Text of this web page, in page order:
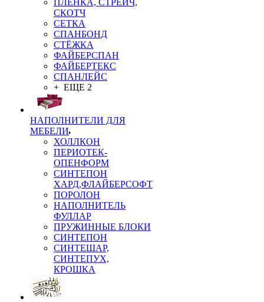
ПЛЁНКА, СТРЕЙЧ,
СКОТЧ
СЕТКА
СПАНБОНД
СТЁЖКА
ФАЙБЕРСПАН
ФАЙБЕРТЕКС
СПАНЛЕЙС
+ ЕЩЕ 2
НАПОЛНИТЕЛИ ДЛЯ
МЕБЕЛИ
ХОЛЛКОН
ПЕРИОТЕК-
ОПЕНФОРМ
СИНТЕПОН
ХАРД,ФЛАЙБЕРСОФТ
ПОРОЛОН
НАПОЛНИТЕЛЬ
ФУЛЛАР
ПРУЖИННЫЕ БЛОКИ
СИНТЕПОН
СИНТЕШАР,
СИНТЕПУХ,
КРОШКА